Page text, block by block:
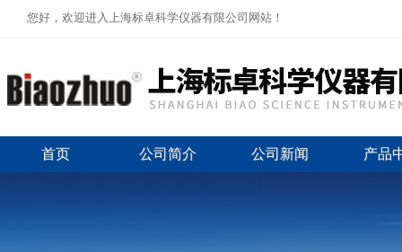
您好，欢迎进入上海标卓科学仪器有限公司网站！
首页 公司简介 公司新闻 产品